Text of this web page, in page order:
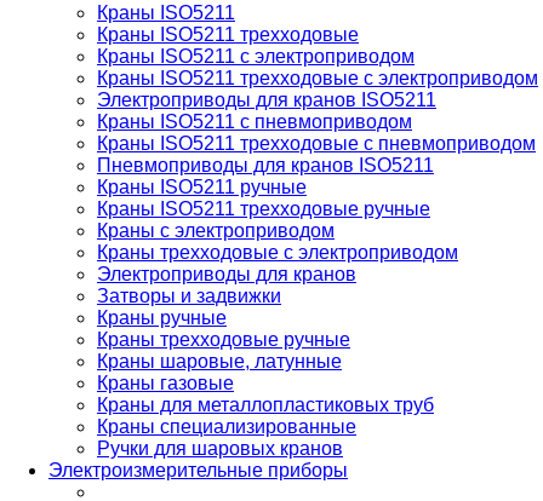
Краны ISO5211
Краны ISO5211 трехходовые
Краны ISO5211 с электроприводом
Краны ISO5211 трехходовые с электроприводом
Электроприводы для кранов ISO5211
Краны ISO5211 с пневмоприводом
Краны ISO5211 трехходовые с пневмоприводом
Пневмоприводы для кранов ISO5211
Краны ISO5211 ручные
Краны ISO5211 трехходовые ручные
Краны с электроприводом
Краны трехходовые с электроприводом
Электроприводы для кранов
Затворы и задвижки
Краны ручные
Краны трехходовые ручные
Краны шаровые, латунные
Краны газовые
Краны для металлопластиковых труб
Краны специализированные
Ручки для шаровых кранов
Электроизмерительные приборы